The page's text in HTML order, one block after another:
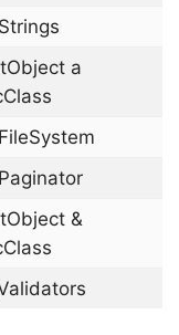
a
&